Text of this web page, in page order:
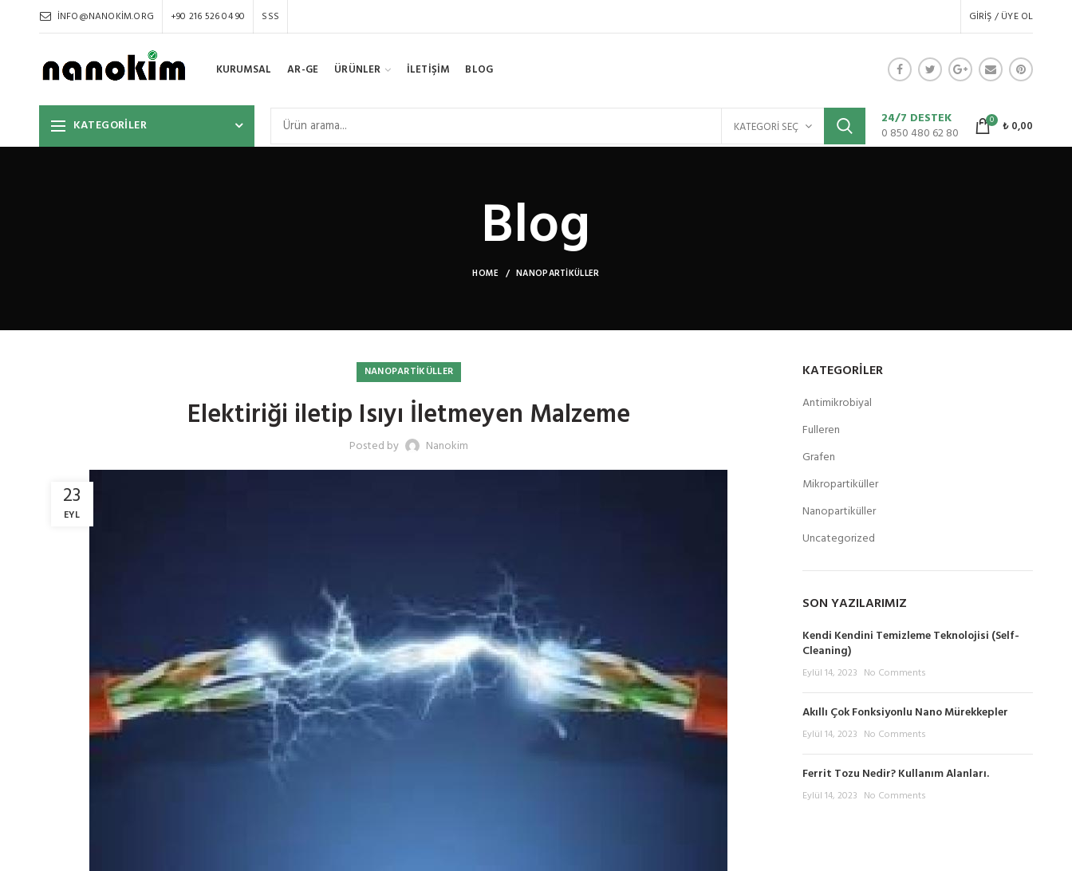
INFO@NANOKIM.ORG +90 216 526 04 90 SSS GIRIŞ / ÜYE OL
KURUMSAL AR-GE ÜRÜNLER İLETİŞİM BLOG
KATEGORİLER KATEGORI SEÇ
24/7 DESTEK
0 850 480 62 80
0 ₺0,00
Blog
HOME NANOPARTIKÜLLER
NANOPARTIKÜLLER
Elektiriği iletip Isıyı İletmeyen Malzeme
Posted by Nanokim
23
EYL
KATEGORILER
Antimikrobiyal
Fulleren
Grafen
Mikropartiküller
Nanopartiküller
Uncategorized
SON YAZILARIMIZ
Kendi Kendini Temizleme Teknolojisi (Self-
Cleaning)
Eylül 14, 2023 No Comments
Akıllı Çok Fonksiyonlu Nano Mürekkepler
Eylül 14, 2023 No Comments
Ferrit Tozu Nedir? Kullanım Alanları.
Eylül 14, 2023 No Comments